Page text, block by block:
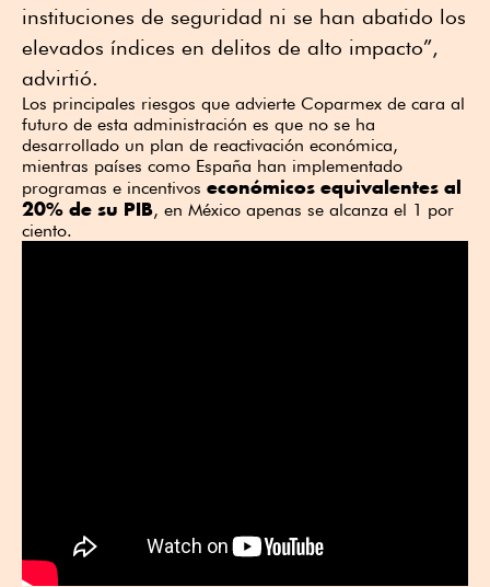
instituciones de seguridad ni se han abatido los
elevados índices en delitos de alto impacto”,
advirtió.
Los principales riesgos que advierte Coparmex de cara al
futuro de esta administración es que no se ha
desarrollado un plan de reactivación económica,
mientras países como España han implementado
programas e incentivos económicos equivalentes al
20% de su PIB, en México apenas se alcanza el 1 por
ciento.